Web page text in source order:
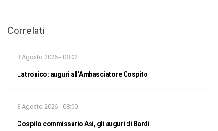
Correlati
8 Agosto 2026 - 08:02
Latronico: auguri all’Ambasciatore Cospito
8 Agosto 2026 - 08:00
Cospito commissario Asi, gli auguri di Bardi